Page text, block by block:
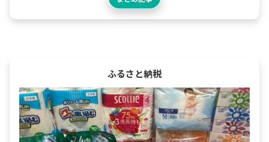
ふるさと納税